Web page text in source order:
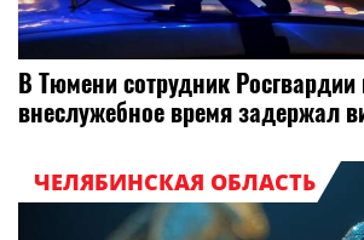
В Тюмени сотрудник Росгвардии
внеслужебное время задержал
ЧЕЛЯБИНСКАЯ ОБЛАСТЬ